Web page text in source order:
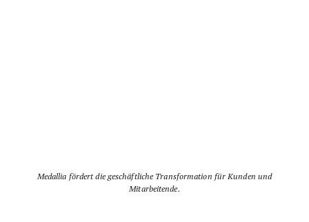
Medallia fördert die geschäftliche Transformation für Kunden und
Mitarbeitende.